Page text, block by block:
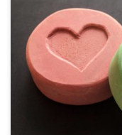
Jak prawdopodobne
konsekwencje
obliczyli ryzyko. Z
zawiera w sobie